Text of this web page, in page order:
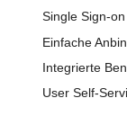
Single Sign-
Einfache
Integrierte
User Self-